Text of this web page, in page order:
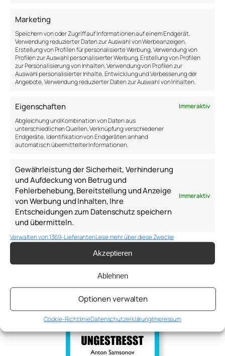
Marketing
Speichern von oder Zugriff auf Informationen auf einem Endgerät,
Verwendung reduzierter Daten zur Auswahl von Werbeanzeigen,
Erstellung von Profilen für personalisierte Werbung, Verwendung von
Profilen zur Auswahl personalisierter Werbung, Erstellung von Profilen
zur Personalisierung von Inhalten, Verwendung von Profilen zur
Auswahl personalisierter Inhalte, Entwicklung und Verbesserung der
Angebote, Verwendung reduzierter Daten zur Auswahl von Inhalten.
Eigenschaften
Immer aktiv
Abgleichung und Kombination von Daten aus
unterschiedlichen Quellen, Verknüpfung verschiedener
Endgeräte, Identifikation von Endgeräten anhand
automatisch übermittelter Informationen.
Gewährleistung der Sicherheit, Verhinderung
und Aufdeckung von Betrug und
Fehlerbehebung, Bereitstellung und Anzeige
von Werbung und Inhalten, Ihre
Entscheidungen zum Datenschutz speichern
und übermitteln.
Immer aktiv
Verwalten von 1369-LieferantenLese mehr über diese Zwecke
Akzeptieren
Ablehnen
Optionen verwalten
Cookie-RichtlinieDatenschutzerklärungImpressum
Psychologe, dieses Diplom oder diese Berufsbezeichnung
wurde in Deutschland verliehen.
Wir sind bereit oder verpflichtet, an
Streitbeilegungsverfahren vor einer
Verbraucherschlichtungsstelle teilzunehmen.
2. Die folgenden Angaben sind nach deutscher
Gesetzgebung zwingend erforderlich.
Anton Samsonov
a.samsonov@thepsychologist.de
Sprache: DE | EN | RU
2017-2026
Über mich
Blog